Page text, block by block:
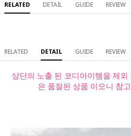
RELATED DETAIL GUIDE REVIEW
RELATED DETAIL GUIDE REVIEW
상단의 노출 된 코디아이템을 제외
은 품절된 상품 이오니 참